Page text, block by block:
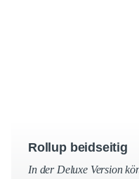
Rollup beidseitig
In der Deluxe Version